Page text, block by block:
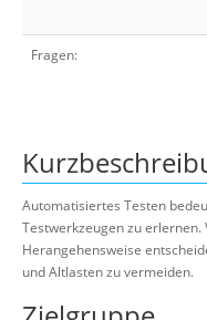
Fragen:
Automatisiertes Testen
Testwerkzeugen zu
Herangehensweise
und Altlasten zu vermeiden.